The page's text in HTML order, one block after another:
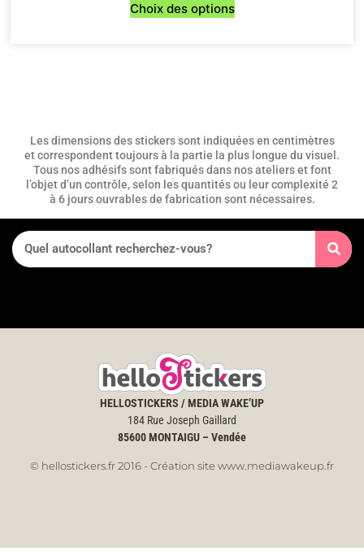
Choix des options
Les dimensions des stickers sont indiquées en centimètres
et correspondent toujours à la partie la plus longue du visuel.
Tous nos adhésifs sont fabriqués dans nos ateliers et font
l’objet d’un contrôle, selon les quantités ou leur complexité 2
à 6 jours ouvrables de fabrication sont nécessaires.
HELLOSTICKERS / MEDIA WAKE’UP
184 Rue Joseph Gaillard
85600MONTAIGU – Vendée
© hellostickers.fr 2016 - Création site www.mediawakeup.fr